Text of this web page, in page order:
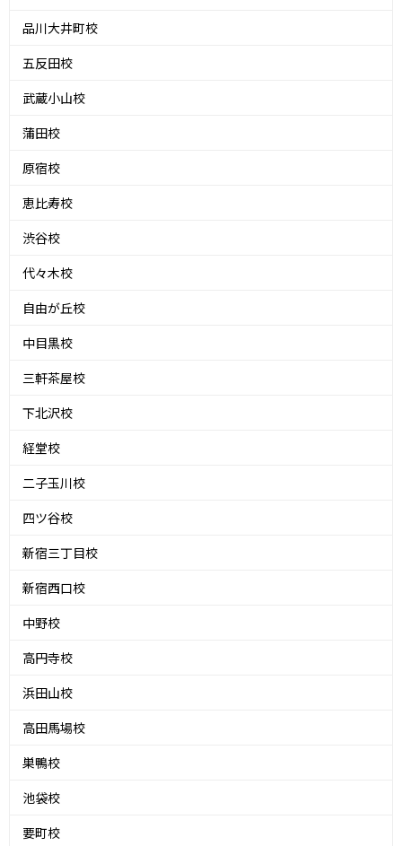
品川大井町校
五反田校
武蔵小山校
蒲田校
原宿校
恵比寿校
渋谷校
代々木校
自由が丘校
中目黒校
三軒茶屋校
下北沢校
経堂校
二子玉川校
四ツ谷校
新宿三丁目校
新宿西口校
中野校
高円寺校
浜田山校
高田馬場校
巣鴨校
池袋校
要町校